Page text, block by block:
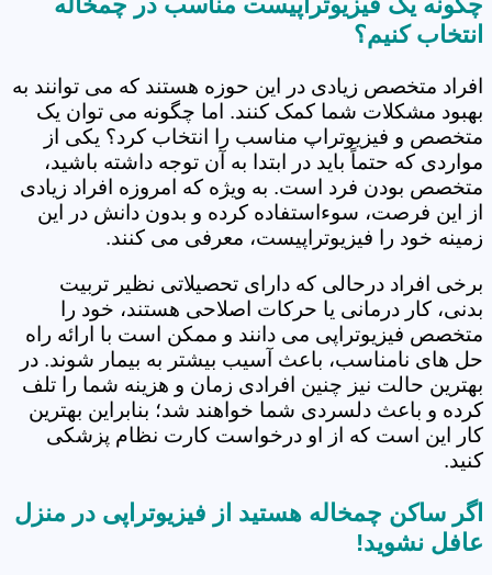
انتخاب کنیم؟
افراد متخصص زیادی در این حوزه هستند که می توانند به
بهبود مشکلات شما کمک کنند. اما چگونه می توان یک
متخصص و فیزیوتراپ مناسب را انتخاب کرد؟ یکی از
مواردی که حتماً باید در ابتدا به آن توجه داشته باشید،
متخصص بودن فرد است. به ویژه که امروزه افراد زیادی
از این فرصت، سوءاستفاده کرده و بدون دانش در این
زمینه خود را فیزیوتراپیست، معرفی می کنند.
برخی افراد درحالی که دارای تحصیلاتی نظیر تربیت
بدنی، کار درمانی یا حرکات اصلاحی هستند، خود را
متخصص فیزیوتراپی می دانند و ممکن است با ارائه راه
حل های نامناسب، باعث آسیب بیشتر به بیمار شوند. در
بهترین حالت نیز چنین افرادی زمان و هزینه شما را تلف
کرده و باعث دلسردی شما خواهند شد؛ بنابراین بهترین
کار این است که از او درخواست کارت نظام پزشکی
کنید.
اگر ساکن چمخاله هستید از فیزیوتراپی در منزل
عافل نشوید!